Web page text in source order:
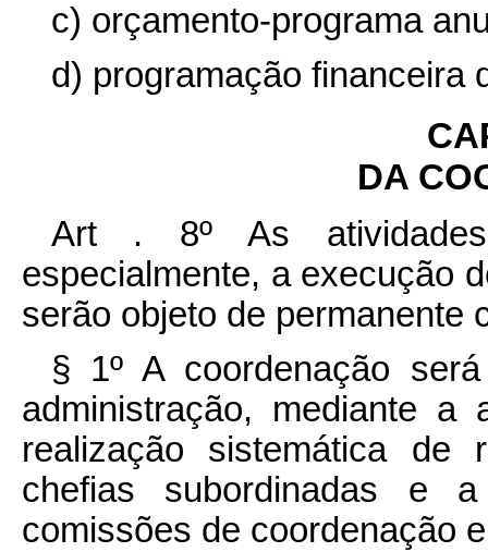
c) orçamento-programa
d) programação financeira
DA
Art . 8º As
especialmente, a execução
serão objeto de permanente
§ 1º A coordenação
administração, mediante a
realização sistemática de
chefias subordinadas e
comissões de coordenação